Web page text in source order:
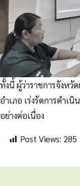
ทั้งนี้ ผู้ว่าราชการจังหวั
อำเภอ เร่งรัดการดำเ
อย่างต่อเนื่อง
Post Views: 285